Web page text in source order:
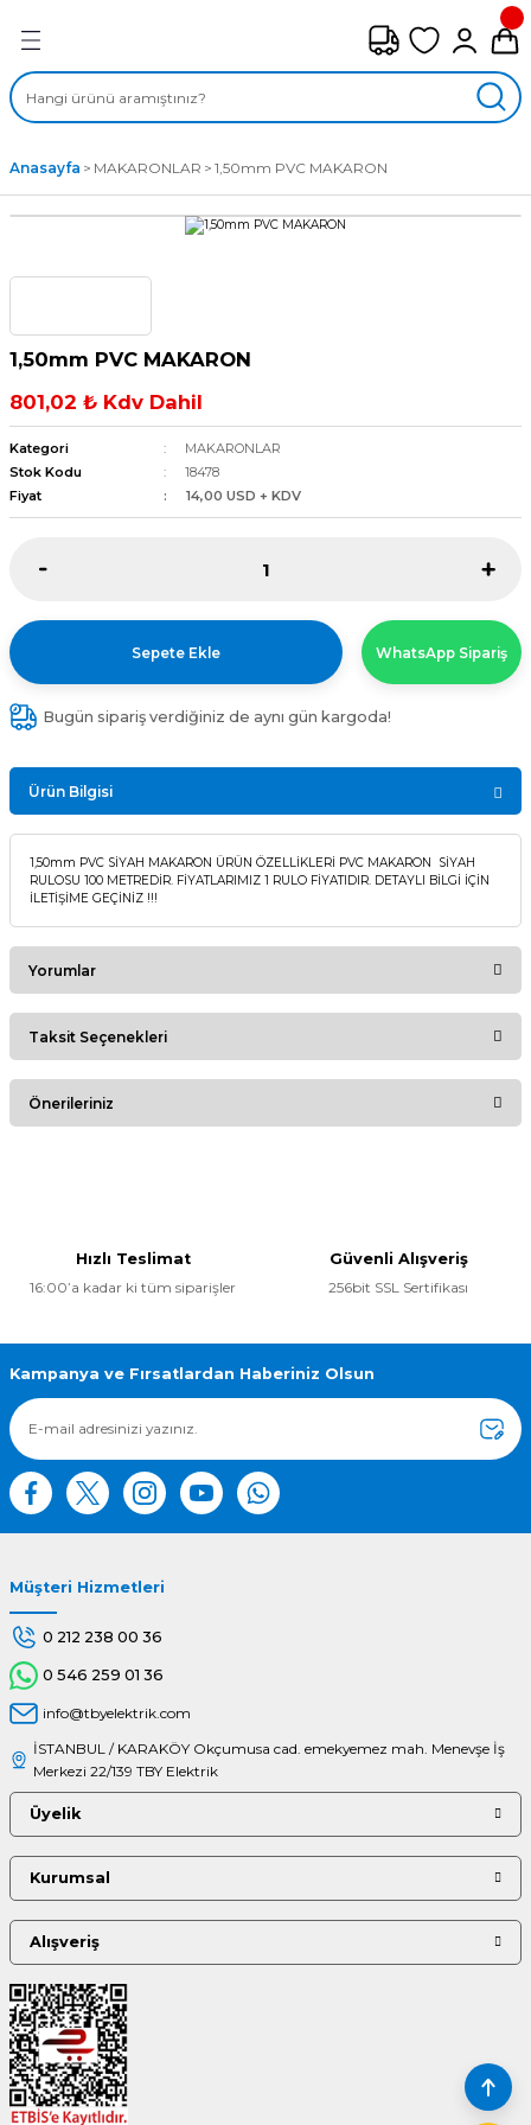
ÇEŞİTLERİ
FANLAR
FANLAR
Anasayfa MAKARONLAR 1,50mm PVC MAKARON
1,50mm PVC MAKARON
801,02 ₺ Kdv Dahil
Kategori
MAKARONLAR
Stok Kodu
18478
Fiyat
14,00 USD + KDV
Sepete Ekle WhatsApp Sipariş
Bugün sipariş verdiğiniz de aynı gün kargoda!
Ürün Bilgisi
1,50mm PVC SİYAH MAKARON ÜRÜN ÖZELLİKLERİ PVC MAKARON SİYAH
RULOSU 100 METREDİR. FİYATLARIMIZ 1 RULO FİYATIDIR. DETAYLI BİLGİ İÇİN
İLETİŞİME GEÇİNİZ !!!
Yorumlar
Bu ürüne ilk yorumu siz yapın!
Taksit Seçenekleri
Önerileriniz
Ürün bilgilerinde hatalar bulunuyor.
Ürün fiyatı diğer sitelerden daha pahalı.
Bu ürüne benzer farklı alternatifler olmalı.
Hızlı Teslimat
16:00’a kadar ki tüm siparişler
Güvenli Alışveriş
256bit SSL Sertifikası
Kampanya ve Fırsatlardan Haberiniz Olsun
Müşteri Hizmetleri
0 212 238 00 36
0 546 259 01 36
info@tbyelektrik.com
İSTANBUL / KARAKÖY Okçumusa cad. emekyemez mah. Menevşe İş
Merkezi 22/139 TBY Elektrik
Üyelik
Kurumsal
Alışveriş